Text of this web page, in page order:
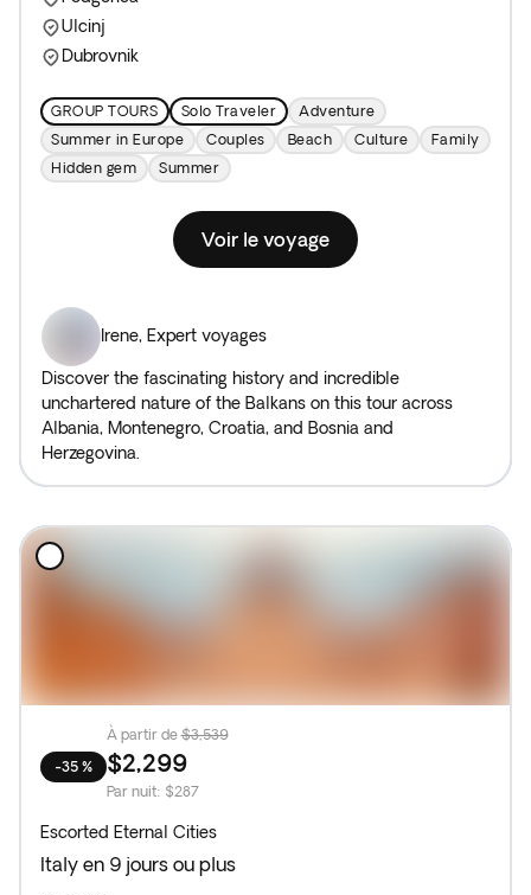
Ulcinj
Dubrovnik
GROUP TOURS Solo Traveler
Adventure
Summer in Europe
Couples Beach Culture
Family
Hidden gem
Summer
Voir le voyage
Irene, Expert voyages
Discover the fascinating history and incredible
unchartered nature of the Balkans on this tour across
Albania, Montenegro, Croatia, and Bosnia and
Herzegovina.
-35 %
À partir de $3,539
$2,299
Par nuit: $287
Escorted Eternal Cities
Italy en 9 jours ou plus